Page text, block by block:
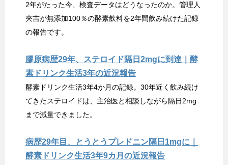
2年がたった今、検査データはどうなったのか。管理人
夾吉が無添加100％の酵素飲料を2年間飲み続けた記録
の報告です。
膠原病歴29年、ステロイド隔日2mgに到達｜酵
素ドリンク生活3年の近況報告
酵素ドリンク生活3年4か月の記録。30年近く飲み続け
てきたステロイドは、主治医と相談しながら隔日2mg
まで減量できました。
病歴29年目、とうとうプレドニン隔日1mgに｜
酵素ドリンク生活3年9カ月の近況報告